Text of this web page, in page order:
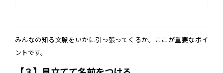
みんなの知る文脈をいかに引っ張ってくるか。ここが重要なポイ
ントです。